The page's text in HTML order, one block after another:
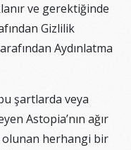
ve gerektiğinde
Gizlilik
Aydınlatma
şartlarda veya
Astopia’nın ağır
herhangi bir